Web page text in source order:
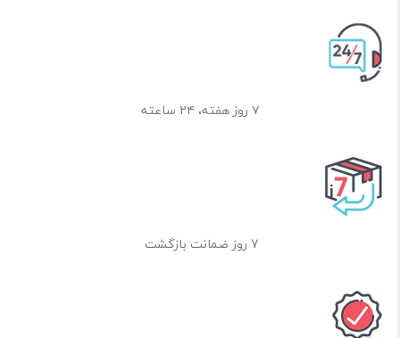
۷ روز هفته، ۲۴ ساعته
7 روز ضمانت بازگشت